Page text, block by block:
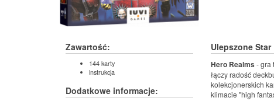
Zawartość:
144 karty
instrukcja
Dodatkowe informacje:
Ulepszone
Hero Realms - gra
łączy radość
kolekcjonerskich
klimacie "high